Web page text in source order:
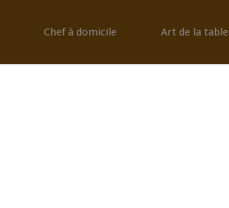
Chef à domicile Art de la table